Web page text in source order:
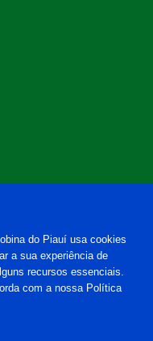
do Piauí usa cookies
a sua experiência de
recursos essenciais.
com a nossa Política